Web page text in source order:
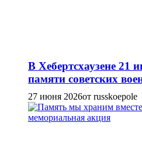
В Хебертсхаузене 21
памяти советских
27 июня 2026от russkoepole